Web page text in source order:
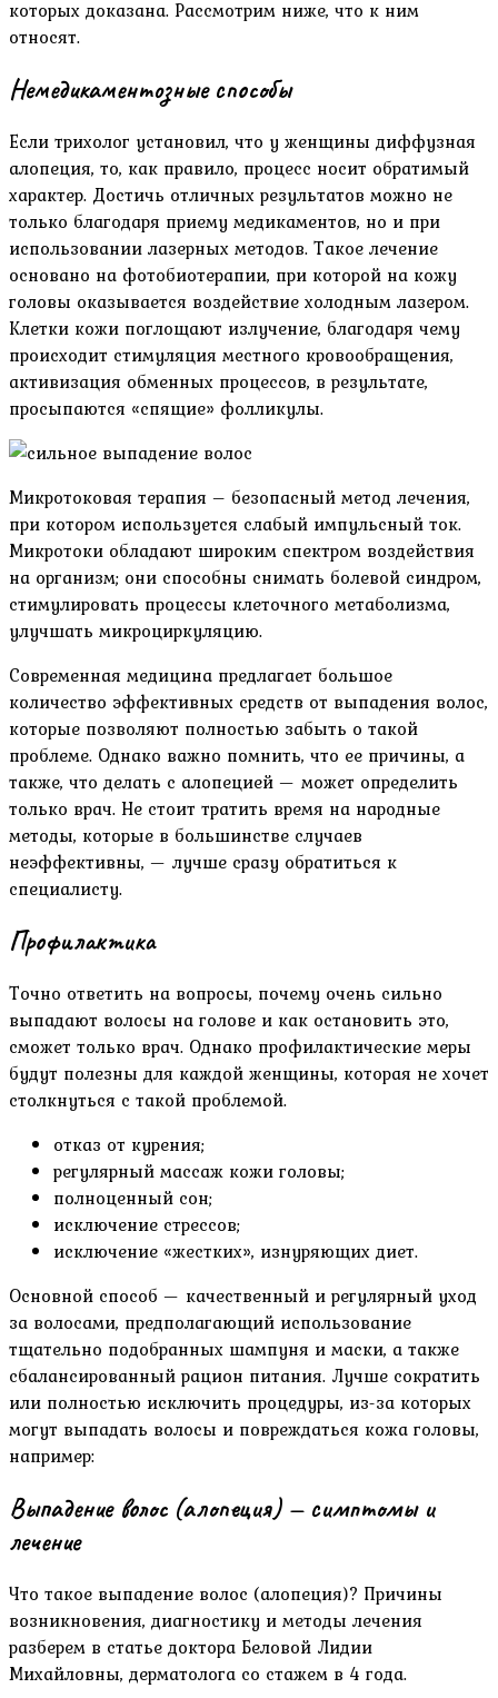
которых доказана. Рассмотрим ниже, что к ним
относят.
Немедикаментозные способы
Если трихолог установил, что у женщины диффузная
алопеция, то, как правило, процесс носит обратимый
характер. Достичь отличных результатов можно не
только благодаря приему медикаментов, но и при
использовании лазерных методов. Такое лечение
основано на фотобиотерапии, при которой на кожу
головы оказывается воздействие холодным лазером.
Клетки кожи поглощают излучение, благодаря чему
происходит стимуляция местного кровообращения,
активизация обменных процессов, в результате,
просыпаются «спящие» фолликулы.
Микротоковая терапия – безопасный метод лечения,
при котором используется слабый импульсный ток.
Микротоки обладают широким спектром воздействия
на организм; они способны снимать болевой синдром,
стимулировать процессы клеточного метаболизма,
улучшать микроциркуляцию.
Современная медицина предлагает большое
количество эффективных средств от выпадения волос,
которые позволяют полностью забыть о такой
проблеме. Однако важно помнить, что ее причины, а
также, что делать с алопецией — может определить
только врач. Не стоит тратить время на народные
методы, которые в большинстве случаев
неэффективны, — лучше сразу обратиться к
специалисту.
Профилактика
Точно ответить на вопросы, почему очень сильно
выпадают волосы на голове и как остановить это,
сможет только врач. Однако профилактические меры
будут полезны для каждой женщины, которая не хочет
столкнуться с такой проблемой.
отказ от курения;
регулярный массаж кожи головы;
полноценный сон;
исключение стрессов;
исключение «жестких», изнуряющих диет.
Основной способ — качественный и регулярный уход
за волосами, предполагающий использование
тщательно подобранных шампуня и маски, а также
сбалансированный рацион питания. Лучше сократить
или полностью исключить процедуры, из-за которых
могут выпадать волосы и повреждаться кожа головы,
например:
Выпадение волос (алопеция) — симптомы и
лечение
Что такое выпадение волос (алопеция)? Причины
возникновения, диагностику и методы лечения
разберем в статье доктора Беловой Лидии
Михайловны, дерматолога со стажем в 4 года.